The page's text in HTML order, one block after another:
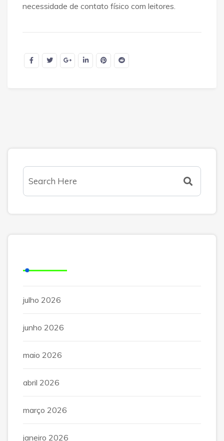
necessidade de contato físico com leitores.
julho 2026
junho 2026
maio 2026
abril 2026
março 2026
janeiro 2026